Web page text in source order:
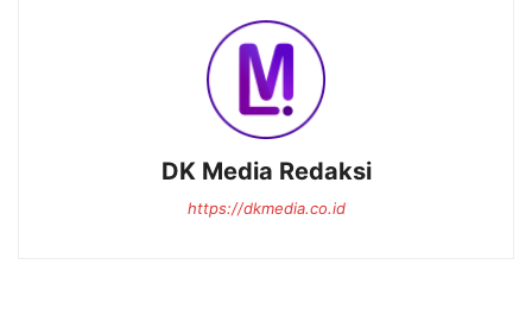
DK Media Redaksi
https://dkmedia.co.id